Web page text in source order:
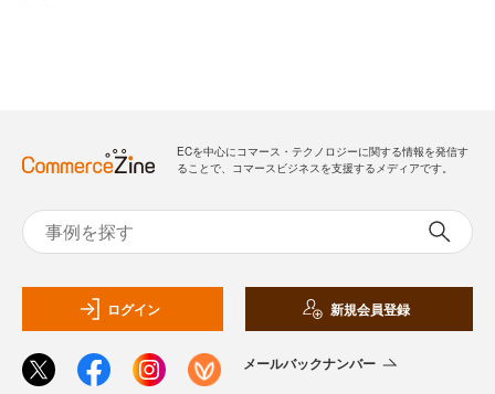
ECを中心にコマース・テクノロジーに関する情報を発信す
ることで、コマースビジネスを支援するメディアです。
ログイン 新規会員登録
メールバックナンバー